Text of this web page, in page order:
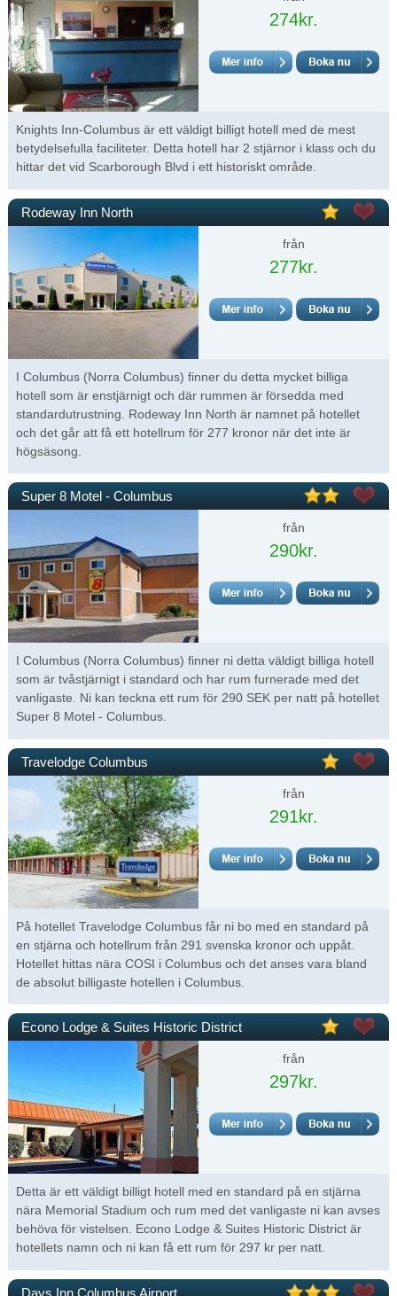
274kr.
Knights Inn-Columbus är ett väldigt billigt hotell med de mest
betydelsefulla faciliteter. Detta hotell har 2 stjärnor i klass och du
hittar det vid Scarborough Blvd i ett historiskt område.
Rodeway Inn North
från
277kr.
I Columbus (Norra Columbus) finner du detta mycket billiga
hotell som är enstjärnigt och där rummen är försedda med
standardutrustning. Rodeway Inn North är namnet på hotellet
och det går att få ett hotellrum för 277 kronor när det inte är
högsäsong.
Super 8 Motel - Columbus
från
290kr.
I Columbus (Norra Columbus) finner ni detta väldigt billiga hotell
som är tvåstjärnigt i standard och har rum furnerade med det
vanligaste. Ni kan teckna ett rum för 290 SEK per natt på hotellet
Super 8 Motel - Columbus.
Travelodge Columbus
från
291kr.
På hotellet Travelodge Columbus får ni bo med en standard på
en stjärna och hotellrum från 291 svenska kronor och uppåt.
Hotellet hittas nära COSI i Columbus och det anses vara bland
de absolut billigaste hotellen i Columbus.
Econo Lodge & Suites Historic District
från
297kr.
Detta är ett väldigt billigt hotell med en standard på en stjärna
nära Memorial Stadium och rum med det vanligaste ni kan avses
behöva för vistelsen. Econo Lodge & Suites Historic District är
hotellets namn och ni kan få ett rum för 297 kr per natt.
Days Inn Columbus Airport